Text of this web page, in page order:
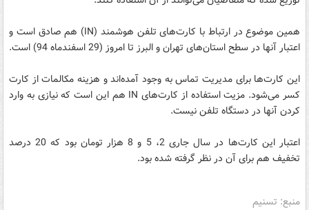
همین موضوع در ارتباط با کارت‌های تلفن هوشمند (IN) هم صادق است و
اعتبار آنها در سطح استان‌های تهران و البرز تا امروز (29 اسفندماه 94) است.
این کارت‌ها برای مدیریت تماس به وجود آمده‌اند و هزینه مکالمات از کارت
کسر می‌شود. مزیت استفاده از کارت‌های IN هم این است که نیازی به وارد
کردن آنها در دستگاه تلفن نیست.
اعتبار این کارت‌ها در سال جاری 2، 5 و 8 هزار تومان بود که 20 درصد
تخفیف هم برای آن در نظر گرفته شده بود.
منبع: تسنیم